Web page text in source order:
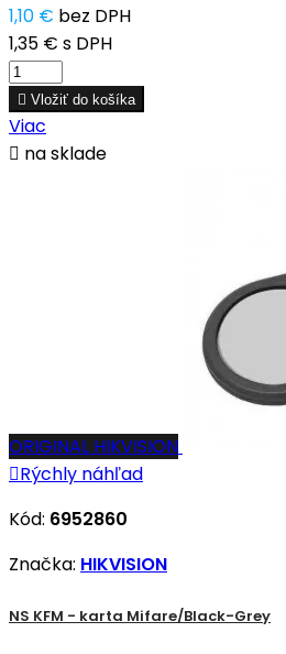
1,10 € bez DPH
1,35 € s DPH
 Vložiť do košíka
Viac
 na sklade
ORIGINAL HIKVISION
Rýchly náhľad
Kód: 6952860
Značka: HIKVISION
NS KFM - karta Mifare/Black-Grey